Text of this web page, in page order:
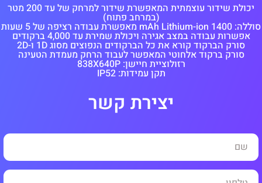
יכולת שידור עוצמתית המאפשרת שידור למרחק של עד 200 מטר
(במרחב פתוח)
סוללה: 1400 mAh Lithium-ion מאפשרת עבודה רציפה של 5 שעות
אפשרות עבודה במצב אגירה ויכולת שמירת עד 4,000 ברקודים
סורק הברקוד קורא את כל הברקודים הנפוצים מסוג 1D ו-2D
סורק ברקוד אלחוטי המאפשר לעבוד הרחק מעמדת הטעינה
רזולוציית חיישן: 838X640P
תקן עמידות: IP52
יצירת קשר